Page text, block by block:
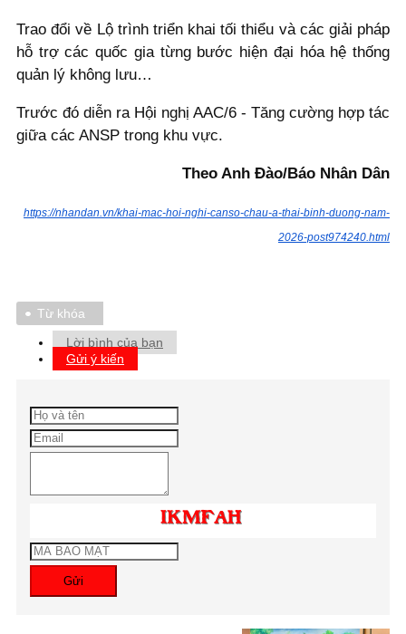
Trao đổi về Lộ trình triển khai tối thiểu và các giải pháp
hỗ trợ các quốc gia từng bước hiện đại hóa hệ thống
quản lý không lưu…
Trước đó diễn ra Hội nghị AAC/6 - Tăng cường hợp tác
giữa các ANSP trong khu vực.
Theo Anh Đào/Báo Nhân Dân
https://nhandan.vn/khai-mac-hoi-nghi-canso-chau-a-thai-binh-duong-nam-
2026-post974240.html
Từ khóa
Lời bình của bạn
Gửi ý kiến
Gửi